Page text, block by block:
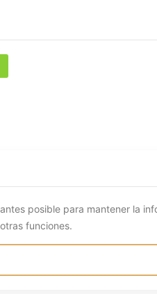
posible para mantener la
funciones.